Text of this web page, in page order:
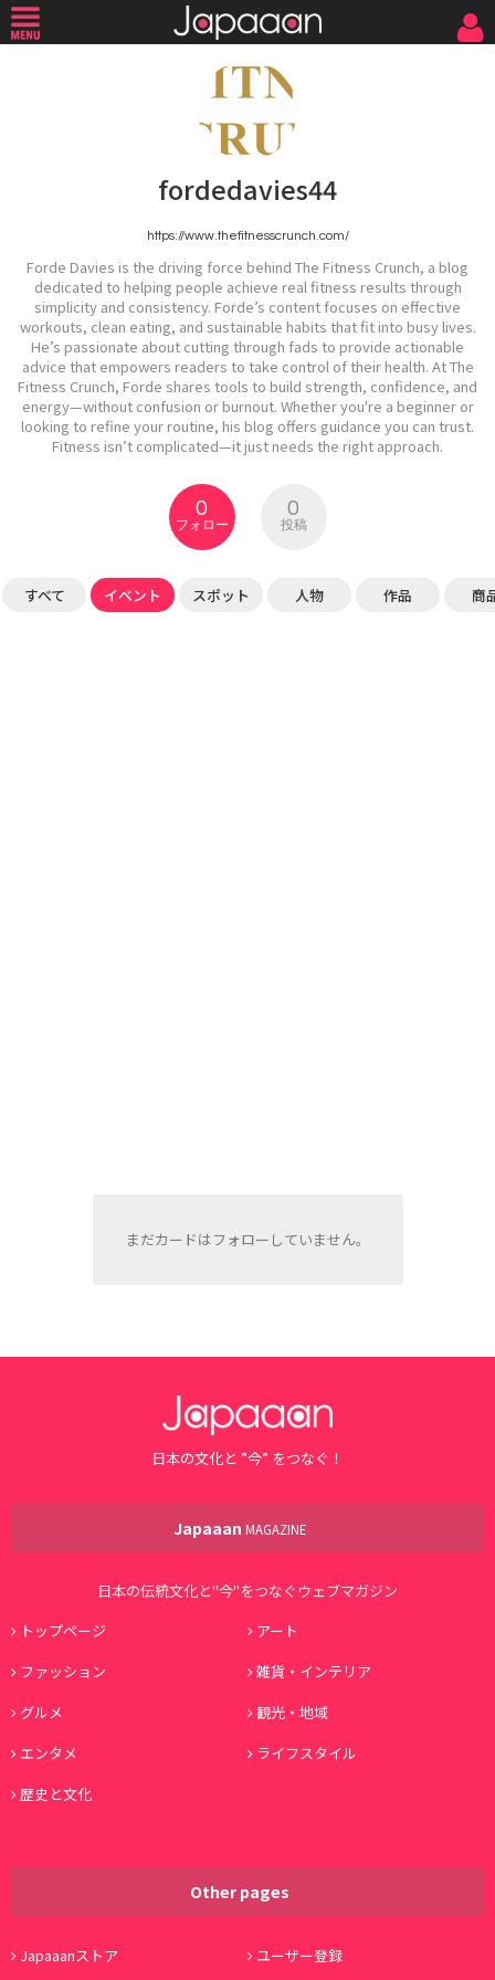
fordedavies44
https://www.thefitnesscrunch.com/
Forde Davies is the driving force behind The Fitness Crunch, a blog
dedicated to helping people achieve real fitness results through
simplicity and consistency. Forde’s content focuses on effective
workouts, clean eating, and sustainable habits that fit into busy lives.
He’s passionate about cutting through fads to provide actionable
advice that empowers readers to take control of their health. At The
Fitness Crunch, Forde shares tools to build strength, confidence, and
energy—without confusion or burnout. Whether you're a beginner or
looking to refine your routine, his blog offers guidance you can trust.
Fitness isn’t complicated—it just needs the right approach.
0
フォロー
0
投稿
すべて イベント スポット 人物 作品 商
まだカードはフォローしていません。
日本の文化と ”今” をつなぐ！
Japaaan MAGAZINE
日本の伝統文化と"今"をつなぐウェブマガジン
トップページ
アート
ファッション
雑貨・インテリア
グルメ
観光・地域
エンタメ
ライフスタイル
歴史と文化
Other pages
Japaaanストア ユーザー登録